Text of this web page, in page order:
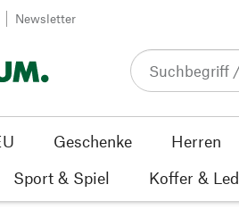
Newsletter
Geschenke Herren
Sport & Spiel
Koffer &